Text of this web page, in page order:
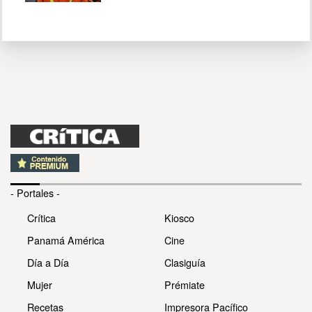
- Portales -
Crítica
Panamá América
Día a Día
Mujer
Recetas
Kiosco
Cine
Clasiguía
Prémiate
Impresora Pacífico